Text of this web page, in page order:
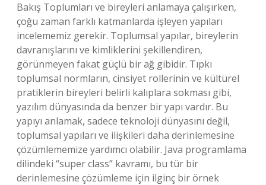
Bakış Toplumları ve bireyleri anlamaya çalışırken,
çoğu zaman farklı katmanlarda işleyen yapıları
incelememiz gerekir. Toplumsal yapılar, bireylerin
davranışlarını ve kimliklerini şekillendiren,
görünmeyen fakat güçlü bir ağ gibidir. Tıpkı
toplumsal normların, cinsiyet rollerinin ve kültürel
pratiklerin bireyleri belirli kalıplara sokması gibi,
yazılım dünyasında da benzer bir yapı vardır. Bu
yapıyı anlamak, sadece teknoloji dünyasını değil,
toplumsal yapıları ve ilişkileri daha derinlemesine
çözümlememize yardımcı olabilir. Java programlama
dilindeki “super class” kavramı, bu tür bir
derinlemesine çözümleme için ilginç bir örnek